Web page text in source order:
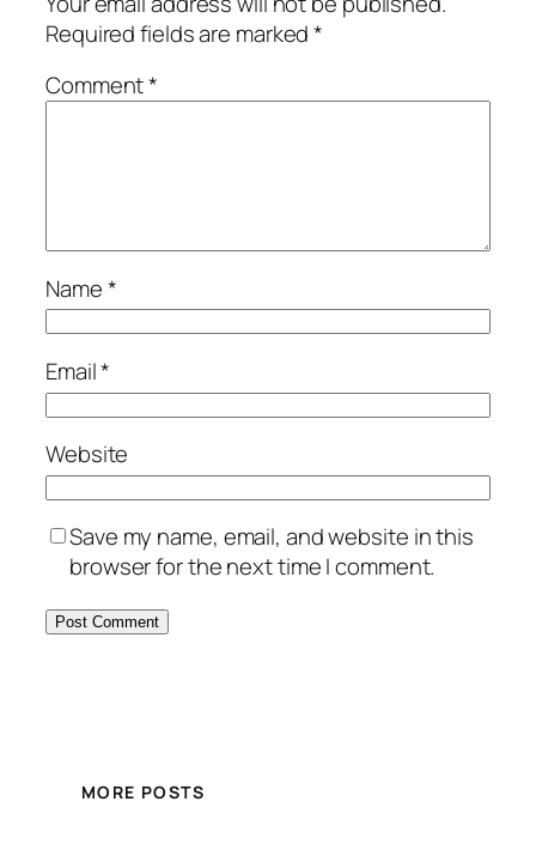
Required fields are marked*
Comment*
Name*
Email*
Website
Save my name, email, and website in this
browser for the next time I comment.
MORE POSTS